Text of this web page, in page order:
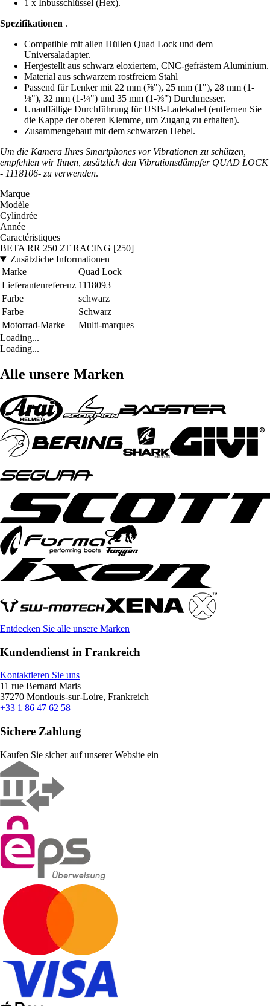
1 x Inbusschlüssel (Hex).
Spezifikationen .
Compatible mit allen Hüllen Quad Lock und dem
Universaladapter.
Hergestellt aus schwarz eloxiertem, CNC-gefrästem Aluminium.
Material aus schwarzem rostfreiem Stahl
Passend für Lenker mit 22 mm (⅞"), 25 mm (1"), 28 mm (1-
⅛"), 32 mm (1-¼") und 35 mm (1-⅜") Durchmesser.
Unauffällige Durchführung für USB-Ladekabel (entfernen Sie
die Kappe der oberen Klemme, um Zugang zu erhalten).
Zusammengebaut mit dem schwarzen Hebel.
Um die Kamera Ihres Smartphones vor Vibrationen zu schützen,
empfehlen wir Ihnen, zusätzlich den Vibrationsdämpfer QUAD LOCK
- 1118106- zu verwenden.
Marque
Modèle
Cylindrée
Année
Caractéristiques
BETA RR 250 2T RACING [250]
Zusätzliche Informationen
Marke
Quad Lock
Lieferantenreferenz 1118093
Farbe
schwarz
Farbe
Schwarz
Motorrad-Marke
Multi-marques
Loading...
Loading...
Alle unsere Marken
Entdecken Sie alle unsere Marken
Kundendienst in Frankreich
Kontaktieren Sie uns
11 rue Bernard Maris
37270 Montlouis-sur-Loire, Frankreich
+33 1 86 47 62 58
Sichere Zahlung
Kaufen Sie sicher auf unserer Website ein